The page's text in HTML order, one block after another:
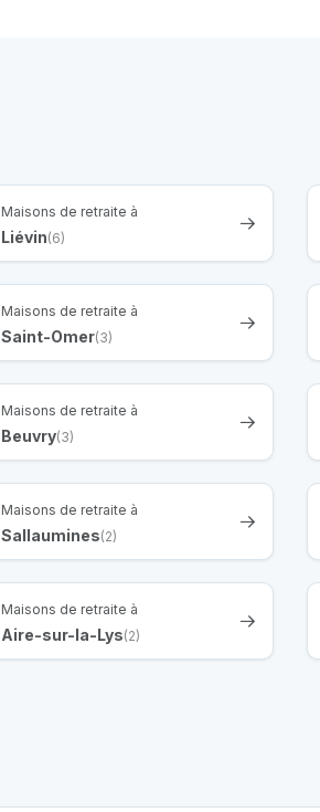
Maisons de retraite à
Liévin(6)
Maisons de retraite à
Saint-Omer(3)
Maisons de retraite à
Beuvry(3)
Maisons de retraite à
Sallaumines(2)
Maisons de retraite à
Aire-sur-la-Lys(2)